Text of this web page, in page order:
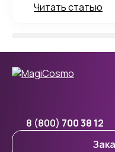
Читать статью
8 (800) 700 38 12